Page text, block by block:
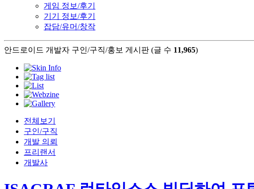
게임 정보/후기
기기 정보/후기
잡담/유머/창작
안드로이드 개발자 구인/구직/홍보 게시판 (글 수 11,965)
전체보기
구인/구직
개발 의뢰
프리랜서
개발사